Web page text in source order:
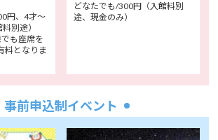
円、4才～
別途）
も座席を
料となりま
どなたでも/300円（入館料別
途、現金のみ）
事前申込制イベント